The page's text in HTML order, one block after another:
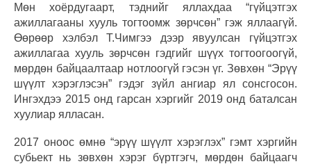
Мөн хоёрдугаарт, тэднийг яллахдаа “гүйцэтгэх
ажиллагааны хууль тогтоомж зөрчсөн” гэж яллаагүй.
Өөрөөр хэлбэл Т.Чимгээ дээр явуулсан гүйцэтгэх
ажиллагаа хууль зөрчсөн гэдгийг шүүх тогтоогоогүй,
мөрдөн байцаалтаар нотлоогүй гэсэн үг. Зөвхөн “Эрүү
шүүлт хэрэглэсэн” гэдэг зүйл ангиар ял сонсгосон.
Ингэхдээ 2015 онд гарсан хэргийг 2019 онд баталсан
хуулиар ялласан.
2017 оноос өмнө “эрүү шүүлт хэрэглэх” гэмт хэргийн
субьект нь зөвхөн хэрэг бүртгэгч, мөрдөн байцаагч